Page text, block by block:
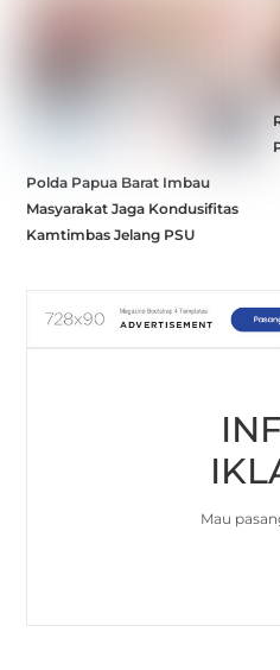
Polda Papua Barat Imbau
Masyarakat Jaga Kondusifitas
Kamtimbas Jelang PSU
Mau